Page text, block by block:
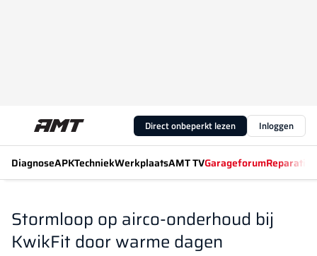
Direct onbeperkt lezen Inloggen
DiagnoseAPKTechniekWerkplaatsAMT TVGarageforum
Stormloop op airco-onderhoud bij
KwikFit door warme dagen